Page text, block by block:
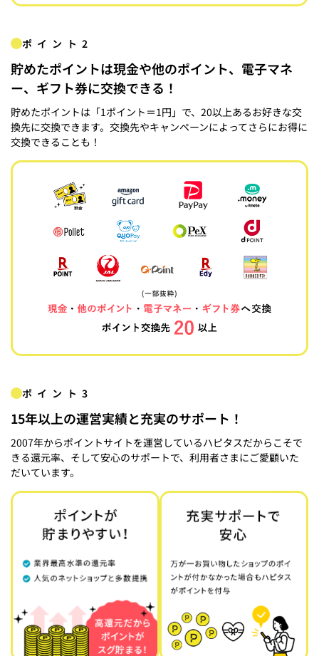
ポイント2
貯めたポイントは現金や他のポイント、電子マネ
ー、ギフト券に交換できる！
貯めたポイントは「1ポイント＝1円」で、20以上あるお好きな交
換先に交換できます。交換先やキャンペーンによってさらにお得に
交換できることも！
ポイント3
15年以上の運営実績と充実のサポート！
2007年からポイントサイトを運営しているハピタスだからこそで
きる還元率、そして安心のサポートで、利用者さまにご愛顧いた
だいています。